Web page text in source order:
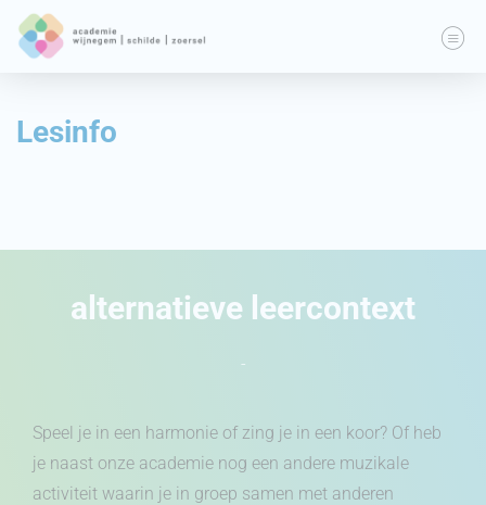
Lesinfo
alternatieve leercontext
-
Speel je in een harmonie of zing je in een koor? Of heb
je naast onze academie nog een andere muzikale
activiteit waarin je in groep samen met anderen